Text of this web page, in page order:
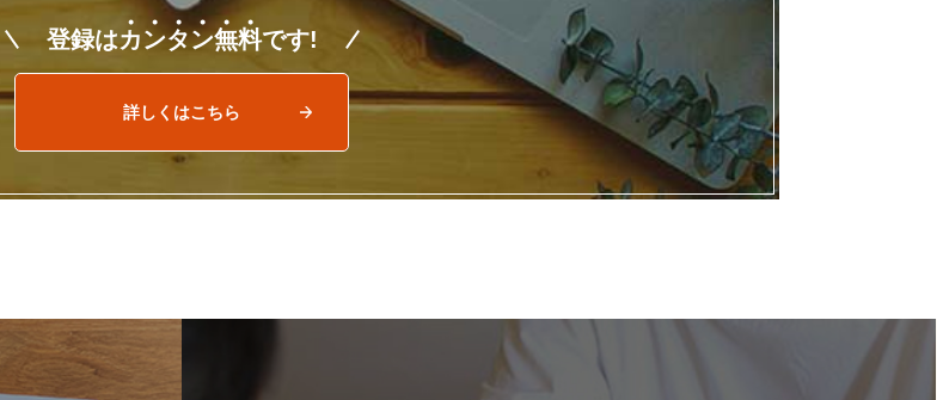
登録はカンタン無料です!
詳しくはこちら